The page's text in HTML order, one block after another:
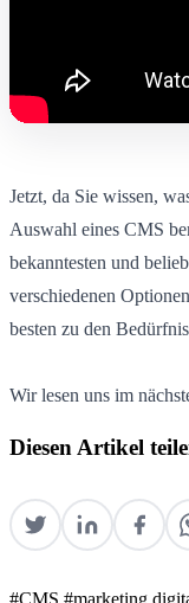
Jetzt, da Sie wissen,
Auswahl eines CMS
bekanntesten und
verschiedenen
besten zu den
Wir lesen uns im
Diesen Artikel
#CMS #marketing